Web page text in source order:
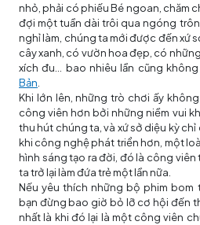
nhỏ, phải có phiếu Bé ngoan, chăm
đợi một tuần dài trôi qua ngóng
nghỉ làm, chúng ta mới được đến xứ
cây xanh, có vườn hoa đẹp, có
xích đu… bao nhiêu lần cũng
Bản
Khi lớn lên, những trò chơi ấy
công viên hơn bởi những niềm vui
thu hút chúng ta, và xứ sở diệu kỳ chỉ
khi công nghệ phát triển hơn, một
hình sáng tạo ra đời, đó là công
ta trở lại làm đứa trẻ một lần nữa.
Nếu yêu thích những bộ phim bom
bạn đừng bao giờ bỏ lỡ cơ hội đến
nhất là khi đó lại là một công viên